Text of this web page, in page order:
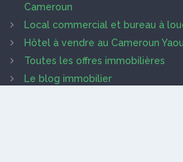
Cameroun
Local commercial et bureau à
Hôtel à vendre au Cameroun
Toutes les offres immobilières
Le blog immobilier